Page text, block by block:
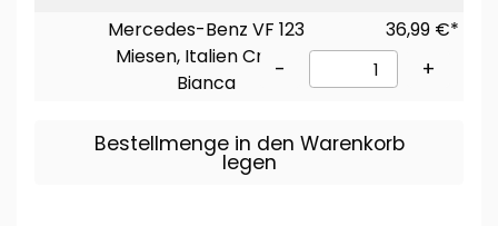
Mercedes-Benz VF 123
Miesen, Italien Croce
Bianca
36,99 €*
- +
Bestellmenge in den Warenkorb
legen